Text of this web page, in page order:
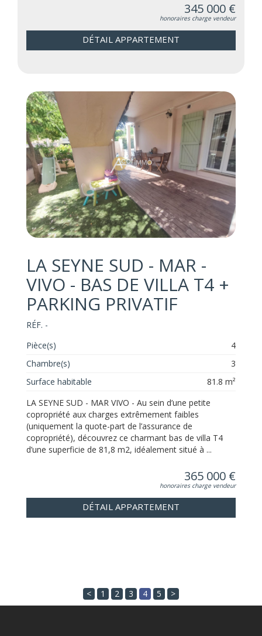
345 000 €
honoraires charge vendeur
DÉTAIL APPARTEMENT
LA SEYNE SUD - MAR -
VIVO - BAS DE VILLA T4 +
PARKING PRIVATIF
RÉF. -
Pièce(s)
4
Chambre(s)
3
Surface habitable
81.8 m²
LA SEYNE SUD - MAR VIVO - Au sein d’une petite
copropriété aux charges extrêmement faibles
(uniquement la quote-part de l’assurance de
copropriété), découvrez ce charmant bas de villa T4
d’une superficie de 81,8 m2, idéalement situé à ...
365 000 €
honoraires charge vendeur
DÉTAIL APPARTEMENT
< 1 2 3 4 5 >